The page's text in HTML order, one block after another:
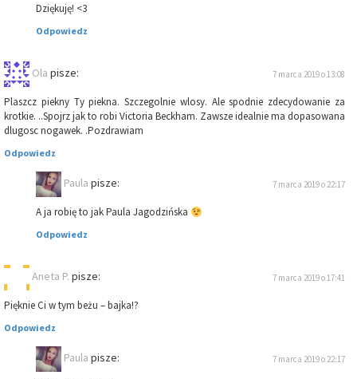
Dziękuję! <3
Odpowiedz
Ola pisze: 7 marca 2019 o 13:08
Plaszcz piekny Ty piekna. Szczegolnie wlosy. Ale spodnie zdecydowanie za
krotkie. ..Spojrz jak to robi Victoria Beckham. Zawsze idealnie ma dopasowana
dlugosc nogawek. .Pozdrawiam
Odpowiedz
Paula pisze: 7 marca 2019 o 22:17
A ja robię to jak Paula Jagodzińska
Odpowiedz
Aneta P. pisze: 7 marca 2019 o 17:41
Pięknie Ci w tym beżu – bajka!?
Odpowiedz
Paula pisze: 7 marca 2019 o 22:17